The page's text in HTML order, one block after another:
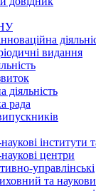
видання
діяльність
рада
інститути
центри
управлінські
та